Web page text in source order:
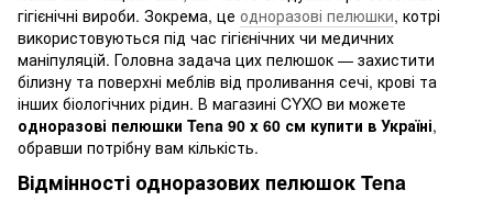
гігієнічні вироби. Зокрема, це одноразові пелюшки, котрі
використовуються під час гігієнічних чи медичних
маніпуляцій. Головна задача цих пелюшок — захистити
білизну та поверхні меблів від проливання сечі, крові та
інших біологічних рідин. В магазині CYXO ви можете
одноразові пелюшки Tena 90 x 60 см купити в Україні,
обравши потрібну вам кількість.
Відмінності одноразових пелюшок Tena